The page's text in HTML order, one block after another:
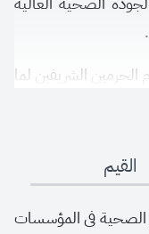
الحرمين الشريفين لما
ما نطمح إليه وفق
القيم
الصحية فى المؤسسات